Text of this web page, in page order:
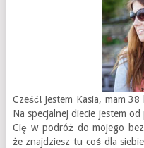
Cześć! Jestem Kasia, mam
Na specjalnej diecie jestem
Cię w podróż do mojego
że znajdziesz tu coś dla